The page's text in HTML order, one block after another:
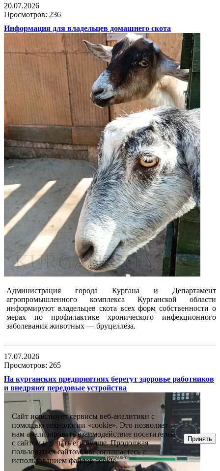
20.07.2026
Просмотров: 236
Информация для владельцев домашнего скота
Администрация города Кургана и Департамент
агропромышленного комплекса Курганской области
информируют владельцев скота всех форм собственности о
мерах по профилактике хронического инфекционного
заболевания животных — бруцеллёза.
17.07.2026
Просмотров: 265
На курганских предприятиях берегут здоровье работников
и внедряют передовые устройства
Сайт использует сервисы веб-аналитики с
помощью технологии «cookie». Это позволяет
нам анализировать взаимодействие посетителей
с сайтом и делать его лучше. Продолжая
пользоваться сайтом, вы соглашаетесь с
использованием файлов cookie.
Принять